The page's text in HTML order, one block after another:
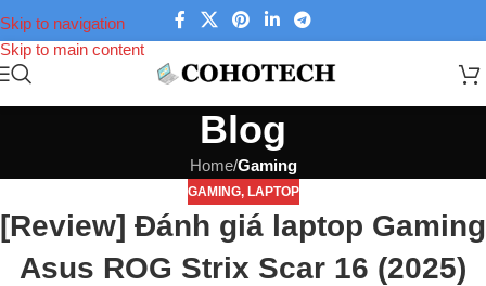
Skip to navigation
Skip to main content
Blog
Home/Gaming
GAMING, LAPTOP
[Review] Đánh giá laptop Gaming
Asus ROG Strix Scar 16 (2025)